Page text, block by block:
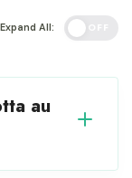
Expand All:
au